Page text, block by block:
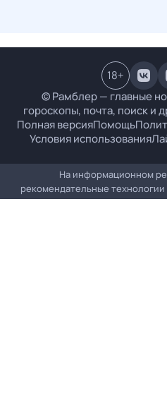
© Рамблер — главные
гороскопы, почта, поиск и
Полная версияПомощь
Условия использования
18+
На информационном
рекомендательные технологии